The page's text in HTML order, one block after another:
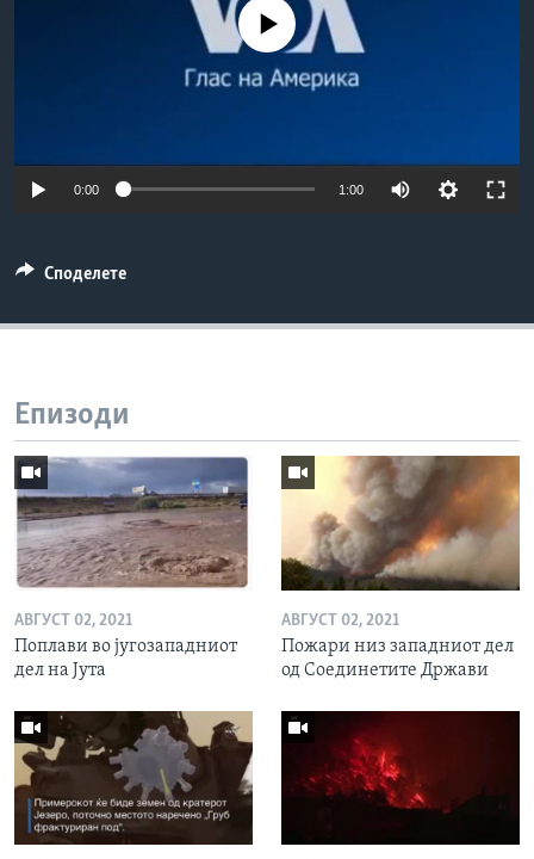
No media source currently available
0:00 1:00
Споделете
Епизоди
АВГУСТ 02, 2021
Поплави во југозападниот
дел на Јута
АВГУСТ 02, 2021
Пожари низ западниот дел
од Соединетите Држави